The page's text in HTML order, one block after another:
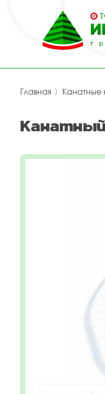
Главная 〉 Канатные